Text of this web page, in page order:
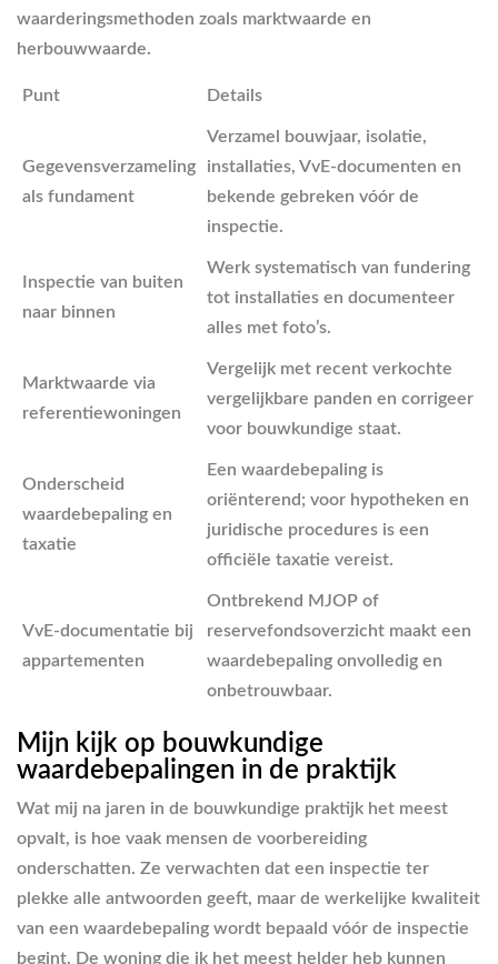
waarderingsmethoden zoals marktwaarde en
herbouwwaarde.
Punt Details
Gegevensverzameling
als fundament
Verzamel bouwjaar, isolatie,
installaties, VvE-documenten en
bekende gebreken vóór de
inspectie.
Inspectie van buiten
naar binnen
Werk systematisch van fundering
tot installaties en documenteer
alles met foto’s.
Marktwaarde via
referentiewoningen
Vergelijk met recent verkochte
vergelijkbare panden en corrigeer
voor bouwkundige staat.
Onderscheid
waardebepaling en
taxatie
Een waardebepaling is
oriënterend; voor hypotheken en
juridische procedures is een
officiële taxatie vereist.
VvE-documentatie bij
appartementen
Ontbrekend MJOP of
reservefondsoverzicht maakt een
waardebepaling onvolledig en
onbetrouwbaar.
Mijn kijk op bouwkundige
waardebepalingen in de praktijk
Wat mij na jaren in de bouwkundige praktijk het meest
opvalt, is hoe vaak mensen de voorbereiding
onderschatten. Ze verwachten dat een inspectie ter
plekke alle antwoorden geeft, maar de werkelijke kwaliteit
van een waardebepaling wordt bepaald vóór de inspectie
begint. De woning die ik het meest helder heb kunnen